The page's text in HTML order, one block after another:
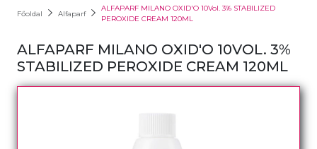
Főoldal Alfaparf
ALFAPARF MILANO OXID'O 10Vol. 3% STABILIZED
PEROXIDE CREAM 120ML
ALFAPARF MILANO OXID'O 10VOL. 3%
STABILIZED PEROXIDE CREAM 120ML